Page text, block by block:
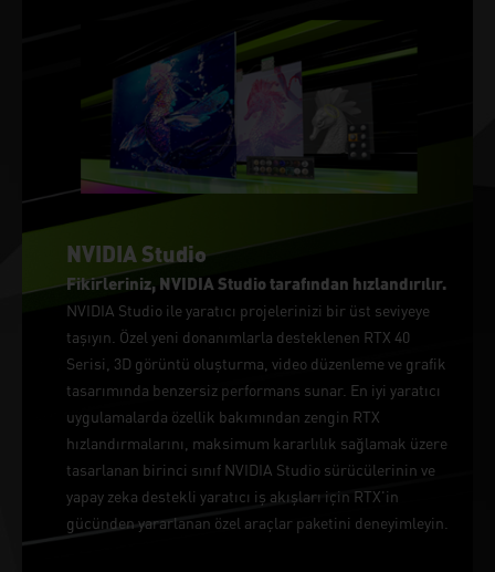
NVIDIA Studio
Fikirleriniz, NVIDIA Studio tarafından hızlandırılır.
NVIDIA Studio ile yaratıcı projelerinizi bir üst seviyeye
taşıyın. Özel yeni donanımlarla desteklenen RTX 40
Serisi, 3D görüntü oluşturma, video düzenleme ve grafik
tasarımında benzersiz performans sunar. En iyi yaratıcı
uygulamalarda özellik bakımından zengin RTX
hızlandırmalarını, maksimum kararlılık sağlamak üzere
tasarlanan birinci sınıf NVIDIA Studio sürücülerinin ve
yapay zeka destekli yaratıcı iş akışları için RTX'in
gücünden yararlanan özel araçlar paketini deneyimleyin.